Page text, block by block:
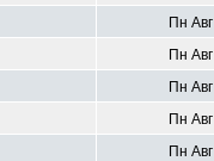
Пн
Пн
Пн
Пн
Пн